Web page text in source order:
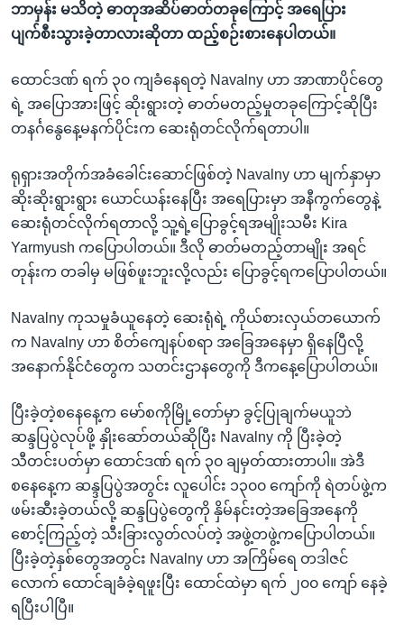
ဘာမှန်း မသိတဲ့ ဓာတုအဆိပ်ဓာတ်တခုကြောင့် အရေပြား
ပျက်စီးသွားခဲ့တာလားဆိုတာ ထည့်စဉ်းစားနေပါတယ်။
ထောင်ဒဏ် ရက် ၃၀ ကျခံနေရတဲ့ Navalny ဟာ အာဏာပိုင်တွေ
ရဲ့ အပြောအားဖြင့် ဆိုးရွားတဲ့ ဓာတ်မတည့်မှုတခုကြောင့်ဆိုပြီး
တနင်္ဂနွေနေ့မနက်ပိုင်းက ဆေးရုံတင်လိုက်ရတာပါ။
ရုရှားအတိုက်အခံခေါင်းဆောင်ဖြစ်တဲ့ Navalny ဟာ မျက်နှာမှာ
ဆိုးဆိုးရွားရွား ယောင်ယန်းနေပြီး အရေပြားမှာ အနီကွက်တွေနဲ့
ဆေးရုံတင်လိုက်ရတာလို့ သူ့ရဲ့ပြောခွင့်ရအမျိုးသမီး Kira
Yarmyush ကပြောပါတယ်။ ဒီလို ဓာတ်မတည့်တာမျိုး အရင်
တုန်းက တခါမှ မဖြစ်ဖူးဘူးလို့လည်း ပြောခွင့်ရကပြောပါတယ်။
Navalny ကုသမှုခံယူနေတဲ့ ဆေးရုံရဲ့ ကိုယ်စားလှယ်တယောက်
က Navalny ဟာ စိတ်ကျေနပ်စရာ အခြေအနေမှာ ရှိနေပြီလို့
အနောက်နိုင်ငံတွေက သတင်းဌာနတွေကို ဒီကနေ့ပြောပါတယ်။
ပြီးခဲ့တဲ့စနေနေ့က မော်စကိုမြို့တော်မှာ ခွင့်ပြုချက်မယူဘဲ
ဆန္ဒပြပွဲလုပ်ဖို့ နှိုးဆော်တယ်ဆိုပြီး Navalny ကို ပြီးခဲ့တဲ့
သီတင်းပတ်မှာ ထောင်ဒဏ် ရက် ၃၀ ချမှတ်ထားတာပါ။ အဲဒီ
စနေနေ့က ဆန္ဒပြပွဲအတွင်း လူပေါင်း ၁၃၀၀ ကျော်ကို ရဲတပ်ဖွဲ့က
ဖမ်းဆီးခဲ့တယ်လို့ ဆန္ဒပြပွဲတွေကို နှိမ်နင်းတဲ့အခြေအနေကို
စောင့်ကြည့်တဲ့ သီးခြားလွတ်လပ်တဲ့ အဖွဲ့တဖွဲ့ကပြောပါတယ်။
ပြီးခဲ့တဲ့နှစ်တွေအတွင်း Navalny ဟာ အကြိမ်ရေ တဒါဇင်
လောက် ထောင်ချခံခဲ့ရဖူးပြီး ထောင်ထဲမှာ ရက် ၂၀၀ ကျော် နေခဲ့
ရပြီးပါပြီ။